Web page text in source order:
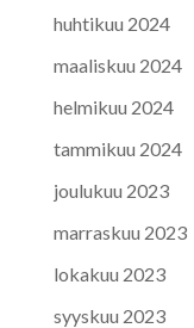
huhtikuu 2024
maaliskuu 2024
helmikuu 2024
tammikuu 2024
joulukuu 2023
marraskuu 2023
lokakuu 2023
syyskuu 2023